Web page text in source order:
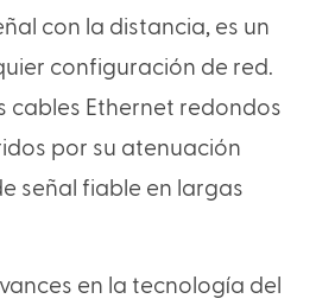
con la distancia, es un
configuración de red.
cables Ethernet redondos
por su atenuación
señal fiable en largas
en la tecnología del